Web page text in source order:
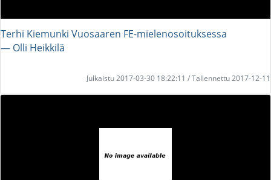
Terhi Kiemunki Vuosaaren FE-mielenosoituksessa
― Olli Heikkilä
Julkaistu 2017-03-30 18:22:11 / Tallennettu 2017-12-11